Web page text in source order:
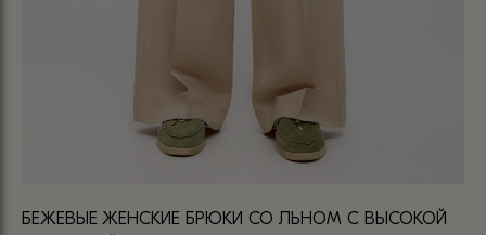
БЕЖЕВЫЕ ЖЕНСКИЕ БРЮКИ СО ЛЬНОМ С ВЫСОКОЙ